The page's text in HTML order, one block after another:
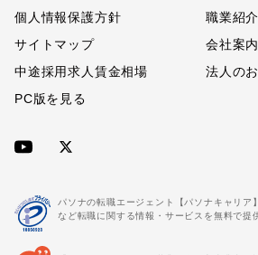
個人情報保護方針
職業紹
サイトマップ
会社案内
中途採用求人賃金相場
法人の
PC版を見る
パソナの転職エージェント【パソナキャリア
など転職に関する情報・サービスを無料で提